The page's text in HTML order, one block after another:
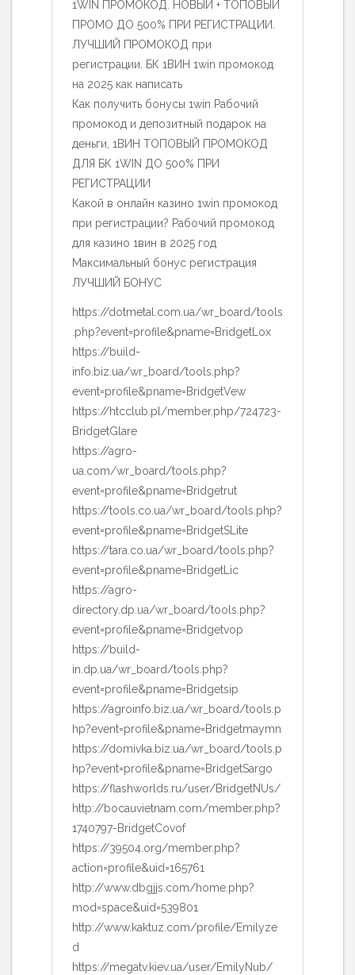
1WIN ПРОМОКОД. НОВЫЙ + ТОПОВЫЙ
ПРОМО ДО 500% ПРИ РЕГИСТРАЦИИ.
ЛУЧШИЙ ПРОМОКОД при
регистрации. БК 1ВИН 1win промокод
на 2025 как написать
Как получить бонусы 1win Рабочий
промокод и депозитный подарок на
деньги, 1ВИН ТОПОВЫЙ ПРОМОКОД
ДЛЯ БК 1WIN ДО 500% ПРИ
РЕГИСТРАЦИИ
Какой в онлайн казино 1win промокод
при регистрации? Рабочий промокод
для казино 1вин в 2025 год
Максимальный бонус регистрация
ЛУЧШИЙ БОНУС
https://dotmetal.com.ua/wr_board/tools
.php?event=profile&pname=BridgetLox
https://build-
info.biz.ua/wr_board/tools.php?
event=profile&pname=BridgetVew
https://htcclub.pl/member.php/724723-
BridgetGlare
https://agro-
ua.com/wr_board/tools.php?
event=profile&pname=Bridgetrut
https://tools.co.ua/wr_board/tools.php?
event=profile&pname=BridgetSLite
https://tara.co.ua/wr_board/tools.php?
event=profile&pname=BridgetLic
https://agro-
directory.dp.ua/wr_board/tools.php?
event=profile&pname=Bridgetvop
https://build-
in.dp.ua/wr_board/tools.php?
event=profile&pname=Bridgetsip
https://agroinfo.biz.ua/wr_board/tools.p
hp?event=profile&pname=Bridgetmaymn
https://domivka.biz.ua/wr_board/tools.p
hp?event=profile&pname=BridgetSargo
https://flashworlds.ru/user/BridgetNUs/
http://bocauvietnam.com/member.php?
1740797-BridgetCovof
https://39504.org/member.php?
action=profile&uid=165761
http://www.dbgjjs.com/home.php?
mod=space&uid=539801
http://www.kaktuz.com/profile/Emilyze
d
https://megatv.kiev.ua/user/EmilyNub/